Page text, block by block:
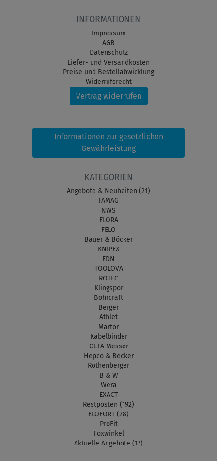
INFORMATIONEN
Impressum
AGB
Datenschutz
Liefer- und Versandkosten
Preise und Bestellabwicklung
Widerrufsrecht
Vertrag widerrufen
Informationen zur gesetzlichen
Gewährleistung
KATEGORIEN
Angebote & Neuheiten (21)
FAMAG
NWS
ELORA
FELO
Bauer & Böcker
KNIPEX
EDN
TOOLOVA
ROTEC
Klingspor
Bohrcraft
Berger
Athlet
Martor
Kabelbinder
OLFA Messer
Hepco & Becker
Rothenberger
B & W
Wera
EXACT
Restposten (192)
ELOFORT (28)
ProFit
Foxwinkel
Aktuelle Angebote (17)